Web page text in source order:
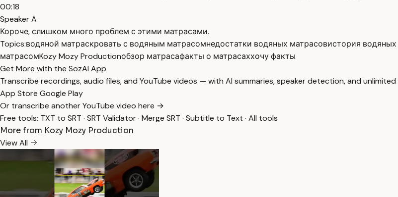
00:18
Speaker A
Короче, слишком много проблем с этими матрасами.
Topics:водяной матраскровать с водяным матрасомнедостатки водяных матрасовистория
матрасомKozy Mozy Productionобзор матрасафакты о матрасаххочу факты
Get More with the SozAI App
Transcribe recordings, audio files, and YouTube videos — with AI summaries, speaker detection, and
App Store Google Play
Or transcribe another YouTube video here →
Free tools: TXT to SRT · SRT Validator· Merge SRT · Subtitle to Text · All tools
More from Kozy Mozy Production
View All